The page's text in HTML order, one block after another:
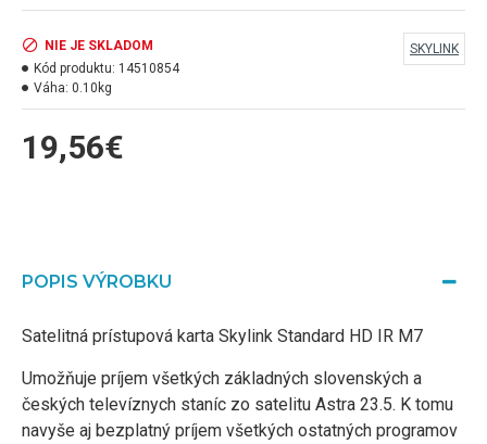
19,56€
NIE JE SKLADOM
Kód produktu: 14510854
Váha: 0.10kg
SKYLINK
POPIS VÝROBKU
Satelitná prístupová karta Skylink Standard HD IR M7
Umožňuje príjem všetkých základných slovenských a
českých televíznych staníc zo satelitu Astra 23.5. K tomu
navyše aj bezplatný príjem všetkých ostatných programov